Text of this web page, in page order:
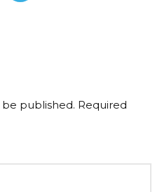
published. Required